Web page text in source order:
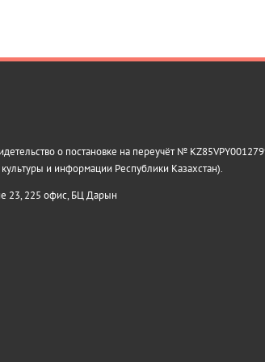
о постановке на переучёт №
и информации Республики Казахстан).
23, 225 офис, БЦ Дарын